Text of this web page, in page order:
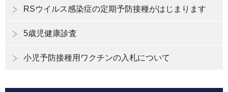
RSウイルス感染症の定期予防接種がはじまります
5歳児健康診査
⼩児予防接種⽤ワクチンの⼊札について